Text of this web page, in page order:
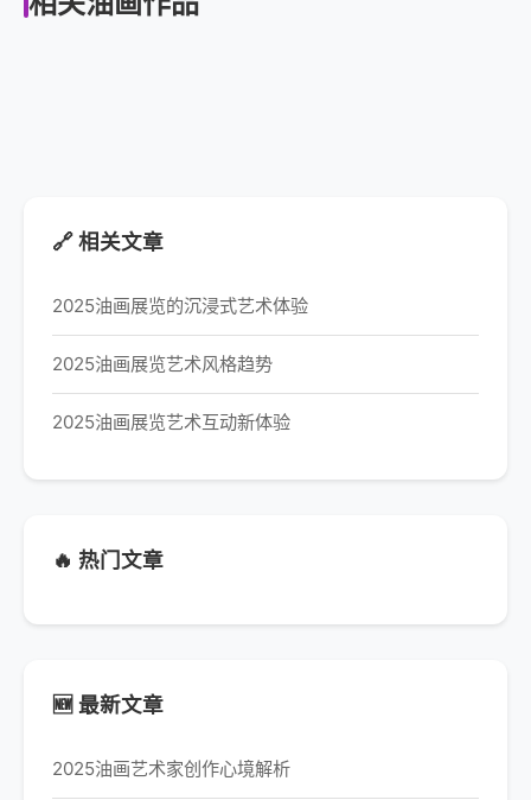
🔗 相关文章
2025油画展览的沉浸式艺术体验
2025油画展览艺术风格趋势
2025油画展览艺术互动新体验
🔥 热门文章
🆕 最新文章
2025油画艺术家创作心境解析